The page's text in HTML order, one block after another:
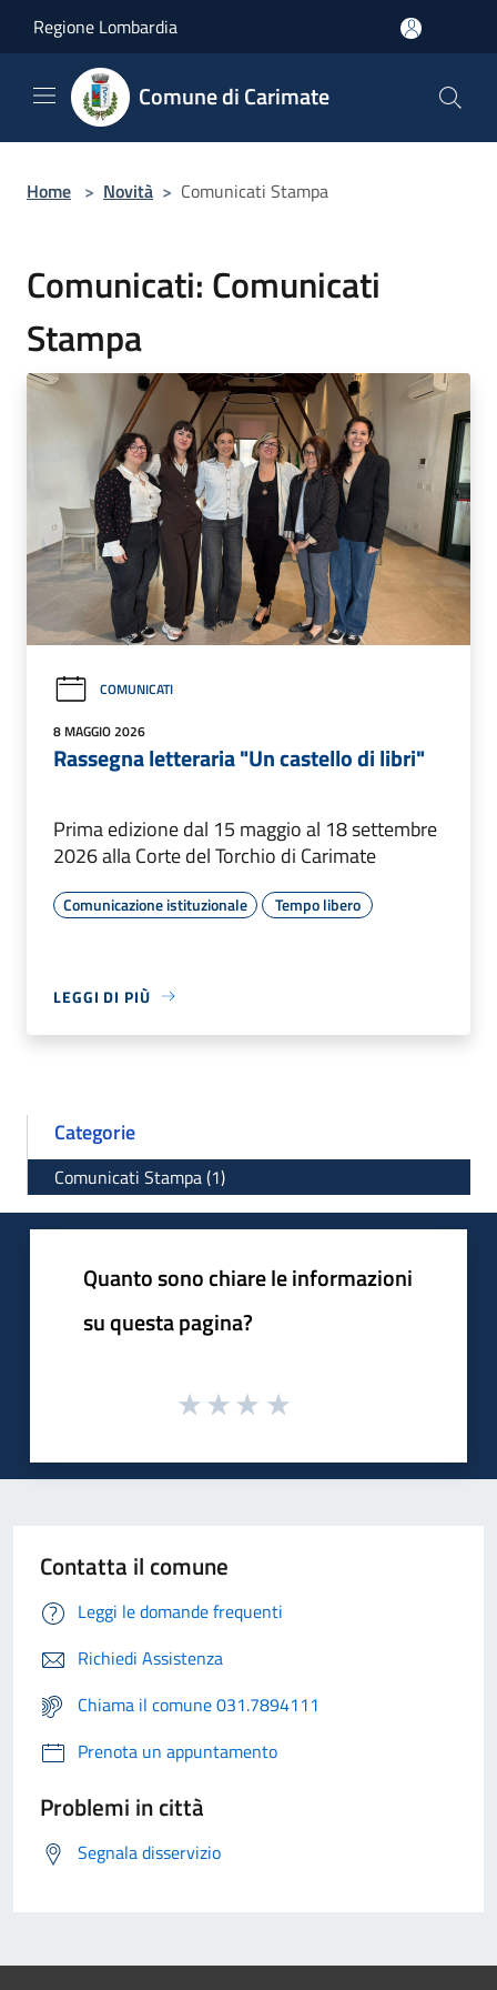
Regione Lombardia
Comune di Carimate
Home > Novità > Comunicati Stampa
Comunicati: Comunicati
Stampa
COMUNICATI
8 MAGGIO 2026
Rassegna letteraria "Un castello di libri"
Prima edizione dal 15 maggio al 18 settembre
2026 alla Corte del Torchio di Carimate
Comunicazione istituzionale Tempo libero
LEGGI DI PIÙ
Categorie
Comunicati Stampa (1)
Quanto sono chiare le informazioni
su questa pagina?
Contatta il comune
Leggi le domande frequenti
Richiedi Assistenza
Chiama il comune 031.7894111
Prenota un appuntamento
Problemi in città
Segnala disservizio